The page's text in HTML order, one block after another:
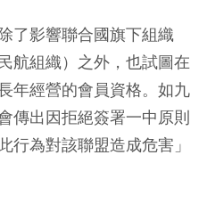
了影響聯合國旗下組織
航組織）之外，也試圖在
年經營的會員資格。如九
傳出因拒絕簽署一中原則
行為對該聯盟造成危害」